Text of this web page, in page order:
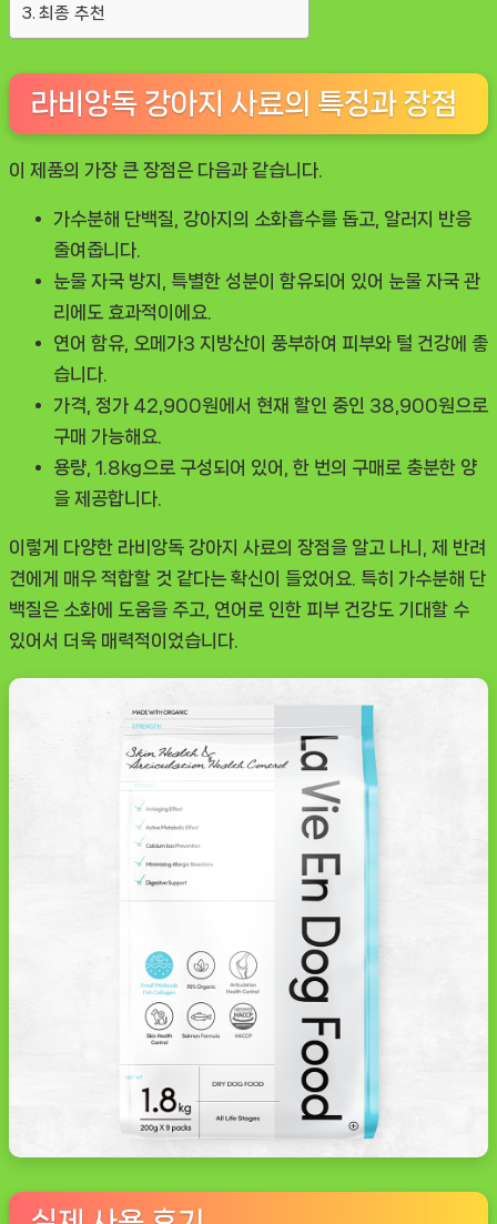
최종 추천
라비앙독 강아지 사료의 특징과 장점
이 제품의 가장 큰 장점은 다음과 같습니다.
가수분해 단백질 , 강아지의 소화흡수를 돕고, 알러지 반응
줄여줍니다.
눈물 자국 방지
, 특별한 성분이 함유되어 있어 눈물 자국 관
리에도 효과적이에요.
연어 함유 , 오메가3 지방산이 풍부하여 피부와 털 건강에 좋
습니다.
가격 , 정가 42,900원에서 현재 할인 중인 38,900원으로
구매 가능해요.
용량 , 1.8kg으로 구성되어 있어, 한 번의 구매로 충분한 양
을 제공합니다.
이렇게 다양한 라비앙독 강아지 사료의 장점을 알고 나니, 제 반려
견에게 매우 적합할 것 같다는 확신이 들었어요. 특히 가수분해 단
백질은 소화에 도움을 주고, 연어로 인한 피부 건강도 기대할 수
있어서 더욱 매력적이었습니다.